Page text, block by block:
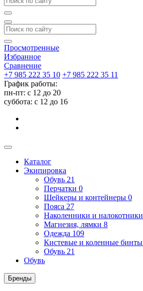
Просмотренные
Избранное
Сравнение
+7 985 222 35 10 +7 985 222 35 11
График работы:
пн-пт: с 12 до 20
суббота: c 12 до 16
Каталог
Экипировка
Обувь 21
Перчатки 0
Шейкеры и контейнеры 0
Пояса 27
Наколенники и налокотники
Магнезия, лямки 8
Одежда 109
Кистевые и коленные бинты
Обувь 21
Обувь
Бренды